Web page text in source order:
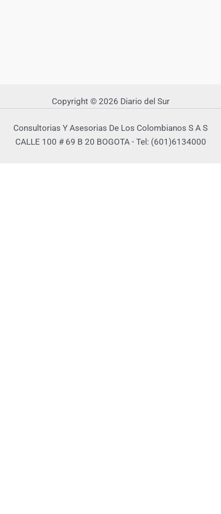
Copyright © 2026 Diario del Sur
Consultorias Y Asesorias De Los Colombianos S A S
CALLE 100 # 69 B 20 BOGOTA - Tel: (601)6134000